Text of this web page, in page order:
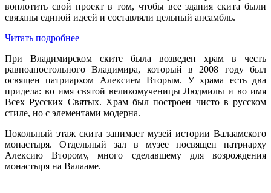
воплотить свой проект в том, чтобы все здания скита были
связаны единой идеей и составляли цельный ансамбль.
Читать подробнее
При Владимирском ските была возведен храм в честь
равноапостольного Владимира, который в 2008 году был
освящен патриархом Алексием Вторым. У храма есть два
придела: во имя святой великомученицы Людмилы и во имя
Всех Русских Святых. Храм был построен чисто в русском
стиле, но с элементами модерна.
Цокольный этаж скита занимает музей истории Валаамского
монастыря. Отдельный зал в музее посвящен патриарху
Алексию Второму, много сделавшему для возрождения
монастыря на Валааме.